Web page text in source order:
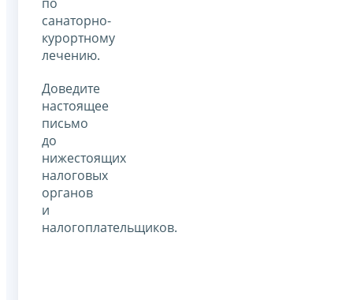
санаторно-
курортному
лечению.
Доведите
настоящее
письмо
до
нижестоящих
налоговых
органов
и
налогоплательщиков.